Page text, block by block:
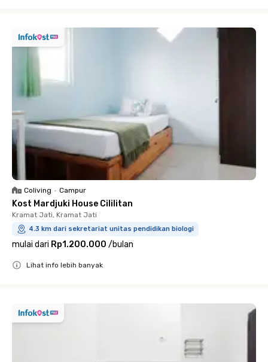
Coliving • Campur
Kost Mardjuki House Cililitan
Kramat Jati, Kramat Jati
4.3 km dari sekretariat unitas pendidikan biologi
mulai dari Rp1.200.000 /bulan
Lihat info lebih banyak